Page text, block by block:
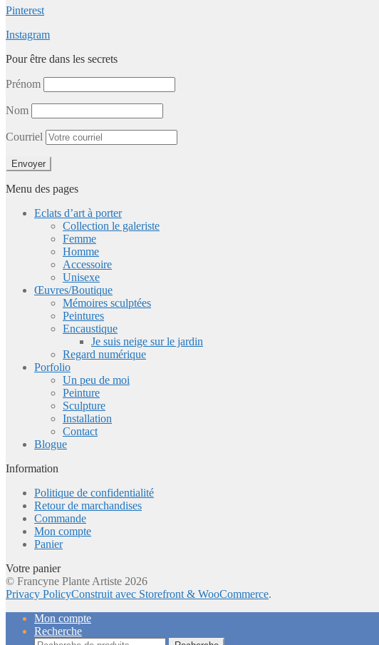
Pinterest
Instagram
Pour être dans les secrets
Prénom
Nom
Courriel
Menu des pages
Eclats d’art à porter
Collection le galeriste
Femme
Homme
Accessoire
Unisexe
Œuvres/Boutique
Mémoires sculptées
Peintures
Encaustique
Je suis neige sur le jardin
Regard numérique
Porfolio
Un peu de moi
Peinture
Sculpture
Installation
Contact
Blogue
Information
Politique de confidentialité
Retour de marchandises
Commande
Mon compte
Panier
Votre panier
© Francyne Plante Artiste 2026
Privacy PolicyConstruit avec Storefront & WooCommerce.
Mon compte
Recherche